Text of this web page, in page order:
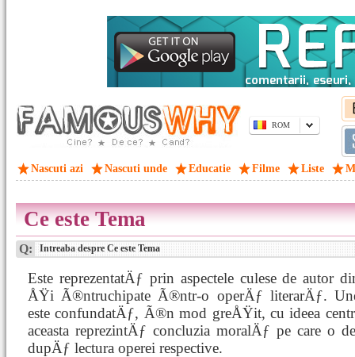
ROM
Nascuti azi Nascuti unde Educatie Filme Liste
Ce este Tema
Q: Intreaba despre Ce este Tema
Este reprezentatÄƒ prin aspectele culese de autor
ÅŸi Ã®ntruchipate Ã®ntr-o operÄƒ literarÄƒ.
este confundatÄƒ, Ã®n mod greÅŸit, cu ideea
aceasta reprezintÄƒ concluzia moralÄƒ pe care o
dupÄƒ lectura operei respective.